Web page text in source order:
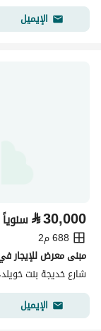
الإيميل
⃁30,000 سنوياً
688 م2
مبنى معرض للإيجار
شارع خديجة بنت
الإيميل